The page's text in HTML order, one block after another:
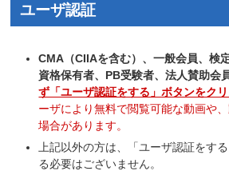
ユーザ認証
CMA（CIIAを含む）、一般会員、検
資格保有者、PB受験者、法人賛助会
ず「ユーザ認証をする」ボタンをク
ーザにより無料で閲覧可能な動画や
場合があります。
上記以外の方は、「ユーザ認証をす
る必要はございません。